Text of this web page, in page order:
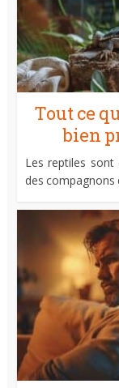
Tout ce
bien
Les reptiles sont
des compagnons